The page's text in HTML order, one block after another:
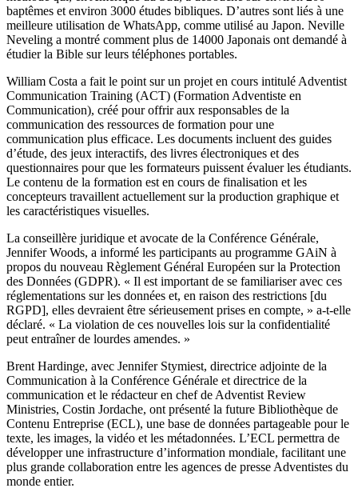
baptêmes et environ 3000 études bibliques. D’autres sont liés à une
meilleure utilisation de WhatsApp, comme utilisé au Japon. Neville
Neveling a montré comment plus de 14000 Japonais ont demandé à
étudier la Bible sur leurs téléphones portables.
William Costa a fait le point sur un projet en cours intitulé Adventist
Communication Training (ACT) (Formation Adventiste en
Communication), créé pour offrir aux responsables de la
communication des ressources de formation pour une
communication plus efficace. Les documents incluent des guides
d’étude, des jeux interactifs, des livres électroniques et des
questionnaires pour que les formateurs puissent évaluer les étudiants.
Le contenu de la formation est en cours de finalisation et les
concepteurs travaillent actuellement sur la production graphique et
les caractéristiques visuelles.
La conseillère juridique et avocate de la Conférence Générale,
Jennifer Woods, a informé les participants au programme GAiN à
propos du nouveau Règlement Général Européen sur la Protection
des Données (GDPR). « Il est important de se familiariser avec ces
réglementations sur les données et, en raison des restrictions [du
RGPD], elles devraient être sérieusement prises en compte, » a-t-elle
déclaré. « La violation de ces nouvelles lois sur la confidentialité
peut entraîner de lourdes amendes. »
Brent Hardinge, avec Jennifer Stymiest, directrice adjointe de la
Communication à la Conférence Générale et directrice de la
communication et le rédacteur en chef de Adventist Review
Ministries, Costin Jordache, ont présenté la future Bibliothèque de
Contenu Entreprise (ECL), une base de données partageable pour le
texte, les images, la vidéo et les métadonnées. L’ECL permettra de
développer une infrastructure d’information mondiale, facilitant une
plus grande collaboration entre les agences de presse Adventistes du
monde entier.